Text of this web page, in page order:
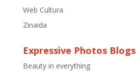
Web Cultura
Zinaida
Expressive Photos Blogs
Beauty in everything